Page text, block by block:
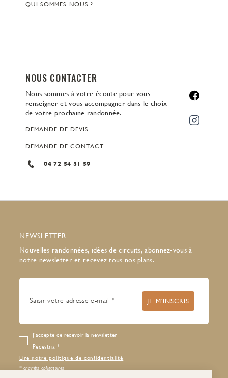
QUI SOMMES-NOUS ?
NOUS CONTACTER
Nous sommes à votre écoute pour vous
renseigner et vous accompagner dans le choix
de votre prochaine randonnée.
DEMANDE DE DEVIS
DEMANDE DE CONTACT
04 72 54 31 59
NEWSLETTER
Nouvelles randonnées, idées de circuits, abonnez-vous à
notre newsletter et recevez tous nos plans.
J’accepte de recevoir la newsletter
Pedestria
Lire notre politique de confidentialité
* champs obligatoires